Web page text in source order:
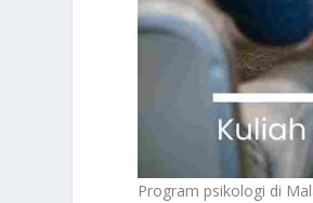
Program psikologi di